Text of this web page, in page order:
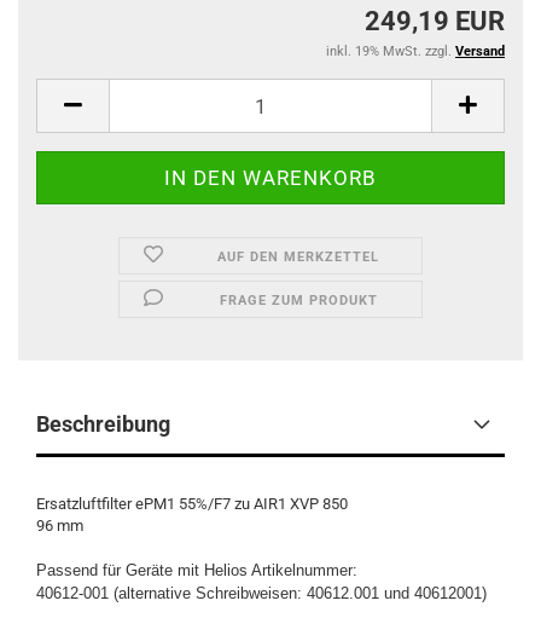
249,19 EUR
inkl. 19% MwSt. zzgl. Versand
AUF DEN MERKZETTEL
FRAGE ZUM PRODUKT
Beschreibung
Ersatzluftfilter ePM1 55%/F7 zu AIR1 XVP 850
96 mm
Passend für Geräte mit Helios Artikelnummer:
40612-001 (alternative Schreibweisen: 40612.001 und 40612001)